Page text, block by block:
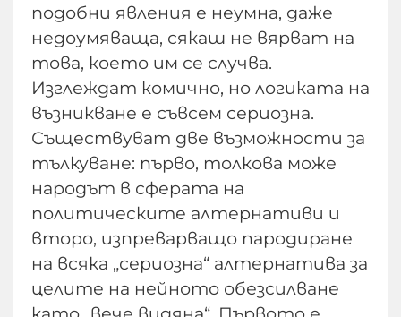
подобни явления е неумна, даже
недоумяваща, сякаш не вярват на
това, което им се случва.
Изглеждат комично, но логиката на
възникване е съвсем сериозна.
Съществуват две възможности за
тълкуване: първо, толкова може
народът в сферата на
политическите алтернативи и
второ, изпреварващо пародиране
на всяка „сериозна“ алтернатива за
целите на нейното обезсилване